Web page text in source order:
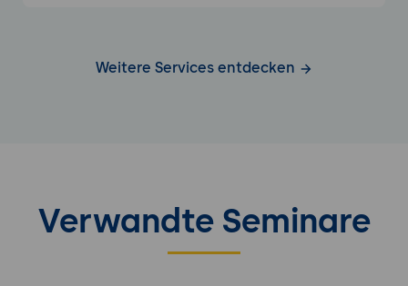
Weitere Services entdecken
Verwandte Seminare